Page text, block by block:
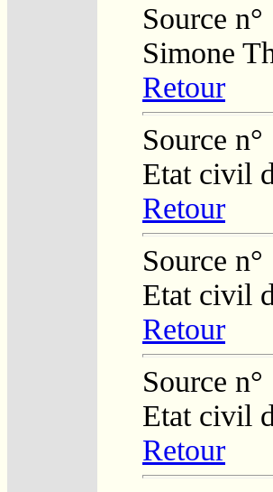
Source
Simone
Retour
Source
Etat civil
Retour
Source
Etat civil
Retour
Source
Etat civil
Retour